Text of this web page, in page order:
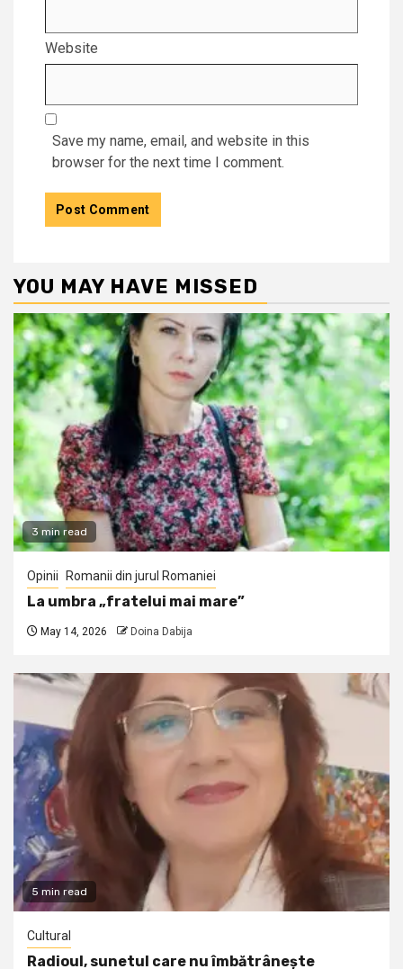
Website
Save my name, email, and website in this
browser for the next time I comment.
YOU MAY HAVE MISSED
3 min read
Opinii Romanii din jurul Romaniei
La umbra „fratelui mai mare”
May 14, 2026 Doina Dabija
5 min read
Cultural
Radioul, sunetul care nu îmbătrânește